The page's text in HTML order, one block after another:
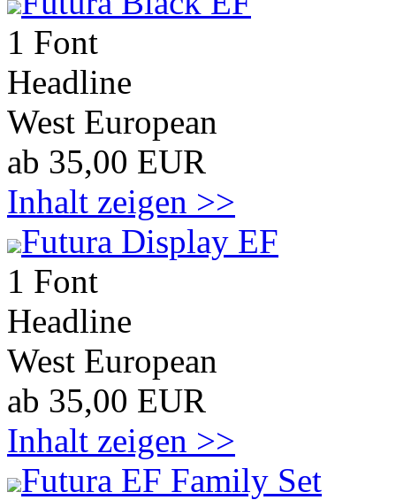
1 Font
Headline
West European
ab 35,00 EUR
Inhalt zeigen >>
Futura Display EF
1 Font
Headline
West European
ab 35,00 EUR
Inhalt zeigen >>
Futura EF Family Set